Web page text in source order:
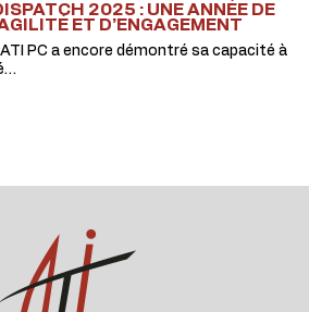
2025 : UNE ANNÉE DE
ET D’ENGAGEMENT
PC a encore démontré sa capacité à